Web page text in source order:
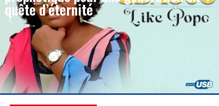
quête d’éternité